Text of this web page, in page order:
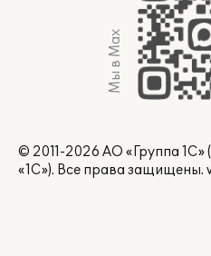
Мы в Max
© 2011-2026 АО «Группа
«1С»). Все права защищены.